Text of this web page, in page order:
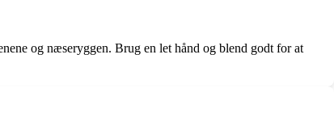
og næseryggen. Brug en let hånd og blend godt for at